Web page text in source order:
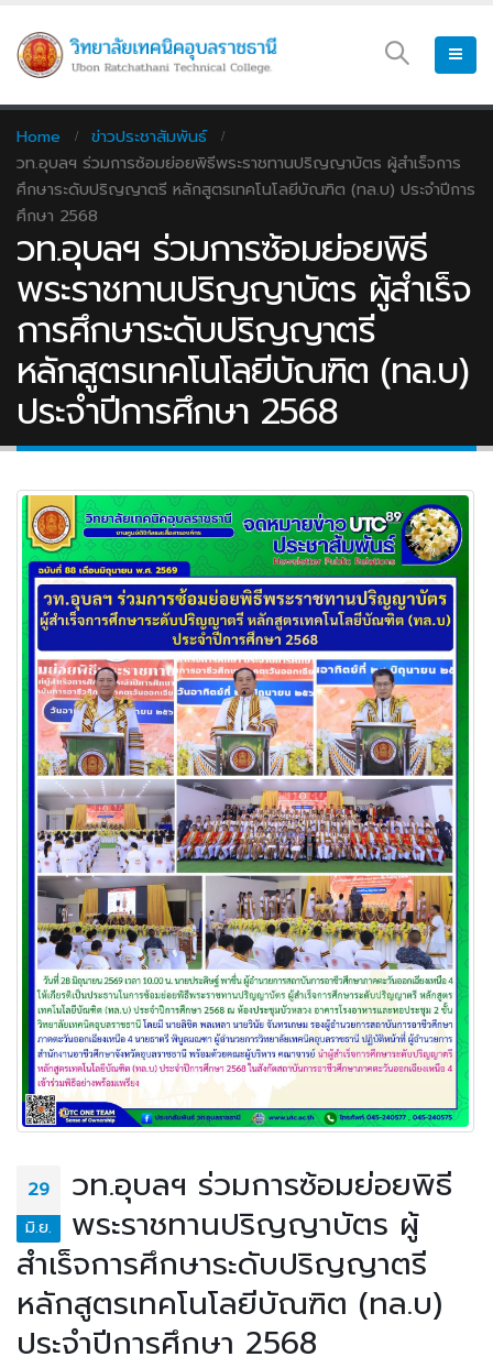
Home
ข่าวประชาสัมพันธ์
วท.อุบลฯ ร่วมการซ้อมย่อยพิธีพระราชทานปริญญาบัตร ผู้สำเร็จการ
ศึกษาระดับปริญญาตรี หลักสูตรเทคโนโลยีบัณฑิต (ทล.บ) ประจำปีการ
ศึกษา 2568
วท.อุบลฯ ร่วมการซ้อมย่อยพิธี
พระราชทานปริญญาบัตร ผู้สำเร็จ
การศึกษาระดับปริญญาตรี
หลักสูตรเทคโนโลยีบัณฑิต (ทล.บ)
ประจำปีการศึกษา 2568
29
มิ.ย.
วท.อุบลฯ ร่วมการซ้อมย่อยพิธี
พระราชทานปริญญาบัตร ผู้
สำเร็จการศึกษาระดับปริญญาตรี
หลักสูตรเทคโนโลยีบัณฑิต (ทล.บ)
ประจำปีการศึกษา 2568